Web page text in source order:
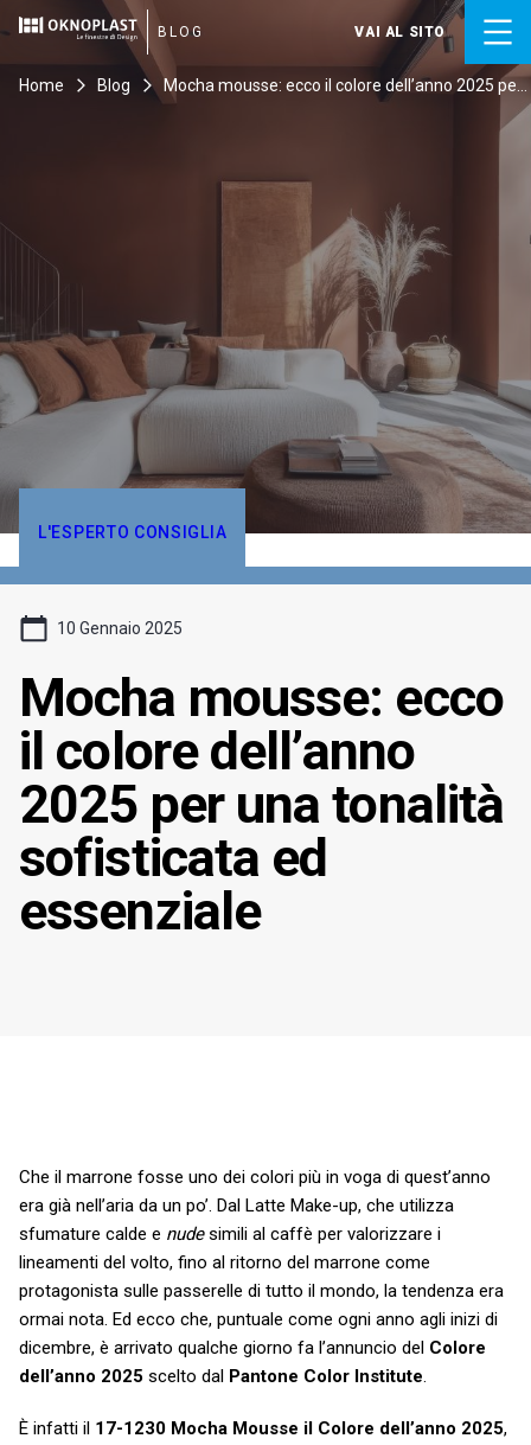
to
BLOG VAI AL SITO
Home Blog
Mocha mousse: ecco il colore dell’anno 2025 per
L'ESPERTO CONSIGLIA
10 Gennaio 2025
Mocha mousse: ecco
il colore dell’anno
2025 per una tonalità
sofisticata ed
essenziale
Che il marrone fosse uno dei colori più in voga di quest’anno
era già nell’aria da un po’. Dal Latte Make-up, che utilizza
sfumature calde e nudesimili al caffè per valorizzare i
lineamenti del volto, fino al ritorno del marrone come
protagonista sulle passerelle di tutto il mondo, la tendenza era
ormai nota. Ed ecco che, puntuale come ogni anno agli inizi di
dicembre, è arrivato qualche giorno fa l’annuncio del Colore
dell’anno 2025 scelto dal Pantone Color Institute.
È infatti il 17-1230 Mocha Mousse il Colore dell’anno 2025,